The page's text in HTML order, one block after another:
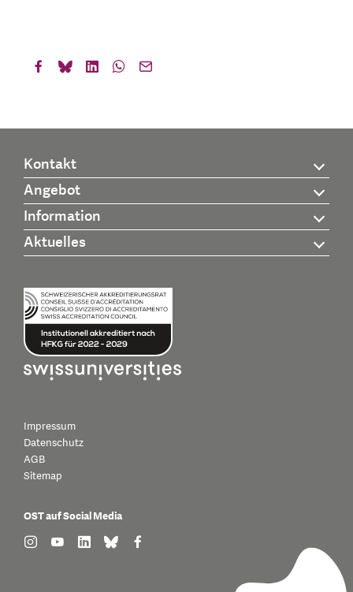
Kontakt
Angebot
Information
Aktuelles
Impressum
Datenschutz
AGB
Sitemap
OST auf Social Media
find us on: instagram
find us on: youtube
find us on: linkedin
find us on: bluesky
find us on: facebook